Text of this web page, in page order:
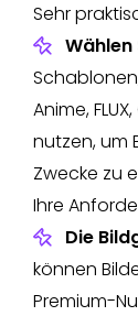
Sehr
Wählen
Anime,
nutzen, um
Zwecke zu
Ihre
Die
können
Premium-